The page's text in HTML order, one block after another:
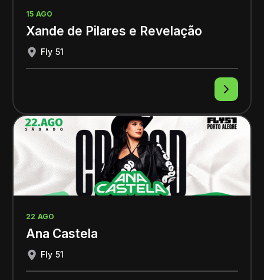
15 AGO
Xande de Pilares e Revelação
Fly 51
22 AGO
Ana Castela
Fly 51